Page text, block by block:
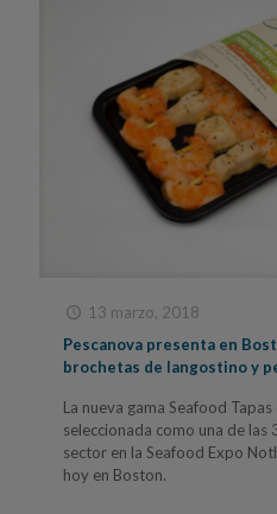
13 marzo, 2018
Pescanova presenta en
brochetas de langostino y
La nueva gama Seafood
seleccionada como una de
sector en la Seafood Expo
hoy en Boston.